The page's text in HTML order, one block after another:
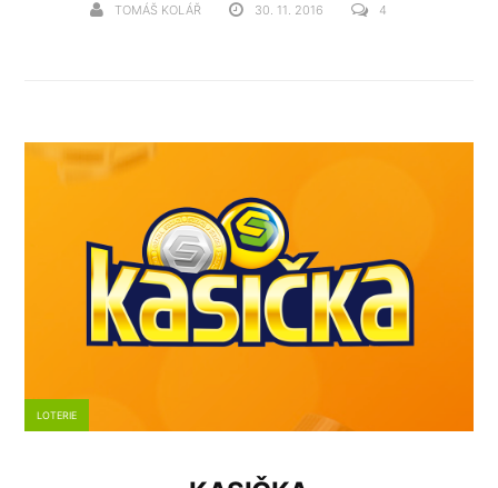
TOMÁŠ KOLÁŘ 30. 11. 2016 4
LOTERIE